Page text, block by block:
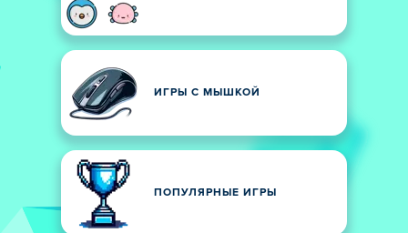
ИГРЫ С МЫШКОЙ
ПОПУЛЯРНЫЕ ИГРЫ